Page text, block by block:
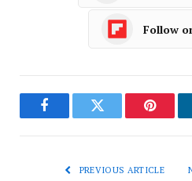
Follow
FacebookTwitter
PREVIOUS ARTICLE